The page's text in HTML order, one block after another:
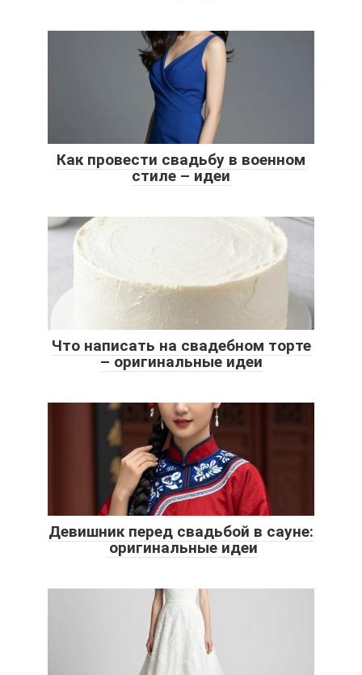
Как провести свадьбу в военном
стиле – идеи
Что написать на свадебном торте
– оригинальные идеи
Девишник перед свадьбой в сауне:
оригинальные идеи